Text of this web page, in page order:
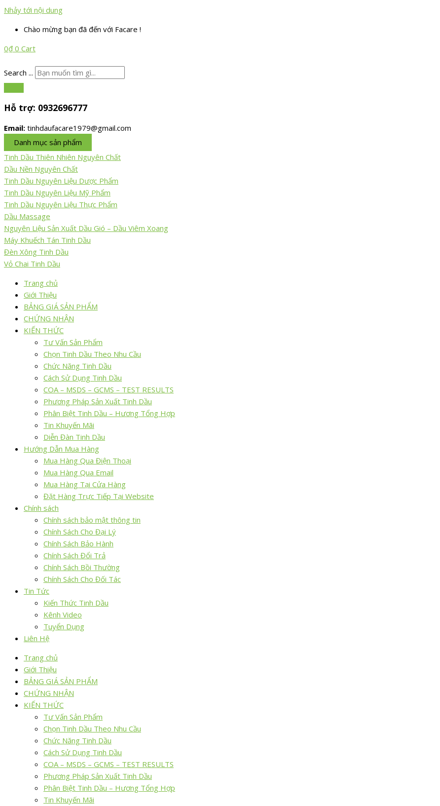
Nhảy tới nội dung
Chào mừng bạn đã đến với Facare !
0₫ 0 Cart
Search ...
Hỗ trợ: 0932696777
Email: tinhdaufacare1979@gmail.com
Danh mục sản phẩm
Tinh Dầu Thiên Nhiên Nguyên Chất
Dầu Nền Nguyên Chất
Tinh Dầu Nguyên Liệu Dược Phẩm
Tinh Dầu Nguyên Liệu Mỹ Phẩm
Tinh Dầu Nguyên Liệu Thực Phẩm
Dầu Massage
Nguyên Liệu Sản Xuất Dầu Gió – Dầu Viêm Xoang
Máy Khuếch Tán Tinh Dầu
Đèn Xông Tinh Dầu
Vỏ Chai Tinh Dầu
Trang chủ
Giới Thiệu
BẢNG GIÁ SẢN PHẨM
CHỨNG NHẬN
KIẾN THỨC
Tư Vấn Sản Phẩm
Chọn Tinh Dầu Theo Nhu Cầu
Chức Năng Tinh Dầu
Cách Sử Dụng Tinh Dầu
COA – MSDS – GCMS – TEST RESULTS
Phương Pháp Sản Xuất Tinh Dầu
Phân Biệt Tinh Dầu – Hương Tổng Hợp
Tin Khuyến Mãi
Diễn Đàn Tinh Dầu
Hướng Dẫn Mua Hàng
Mua Hàng Qua Điện Thoại
Mua Hàng Qua Email
Mua Hàng Tại Cửa Hàng
Đặt Hàng Trực Tiếp Tại Website
Chính sách
Chính sách bảo mật thông tin
Chính Sách Cho Đại Lý
Chính Sách Bảo Hành
Chính Sách Đổi Trả
Chính Sách Bồi Thường
Chính Sách Cho Đối Tác
Tin Tức
Kiến Thức Tinh Dầu
Kênh Video
Tuyển Dụng
Liên Hệ
Trang chủ
Giới Thiệu
BẢNG GIÁ SẢN PHẨM
CHỨNG NHẬN
KIẾN THỨC
Tư Vấn Sản Phẩm
Chọn Tinh Dầu Theo Nhu Cầu
Chức Năng Tinh Dầu
Cách Sử Dụng Tinh Dầu
COA – MSDS – GCMS – TEST RESULTS
Phương Pháp Sản Xuất Tinh Dầu
Phân Biệt Tinh Dầu – Hương Tổng Hợp
Tin Khuyến Mãi